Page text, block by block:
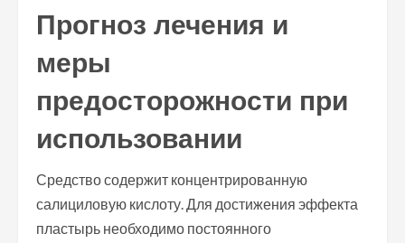
Прогноз лечения и
меры
предосторожности при
использовании
Средство содержит концентрированную
салициловую кислоту. Для достижения эффекта
пластырь необходимо постоянного